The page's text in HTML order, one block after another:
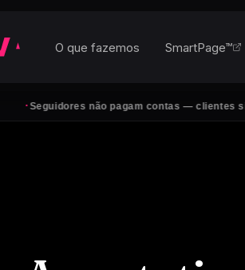
não pagam contas — clientes sim
O que fazemos SmartPage™